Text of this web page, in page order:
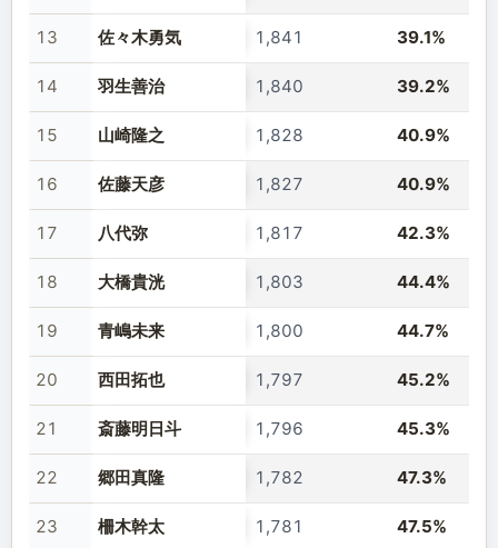
13 佐々木勇気 1,841 39.1%
14 羽生善治 1,840 39.2%
15 山崎隆之 1,828 40.9%
16 佐藤天彦 1,827 40.9%
17 八代弥 1,817 42.3%
18 大橋貴洸 1,803 44.4%
19 青嶋未来 1,800 44.7%
20 西田拓也 1,797 45.2%
21 斎藤明日斗 1,796 45.3%
22 郷田真隆 1,782 47.3%
23 柵木幹太 1,781 47.5%